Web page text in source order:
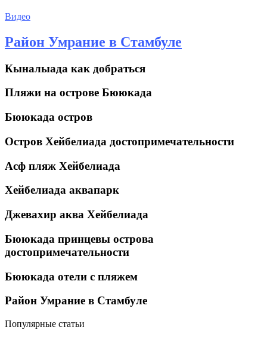
Видео
Район Умрание в Стамбуле
Кыналыада как добраться
Пляжи на острове Бююкада
Бююкада остров
Остров Хейбелиада достопримечательности
Асф пляж Хейбелиада
Хейбелиада аквапарк
Джевахир аква Хейбелиада
Бююкада принцевы острова
достопримечательности
Бююкада отели с пляжем
Район Умрание в Стамбуле
Популярные статьи